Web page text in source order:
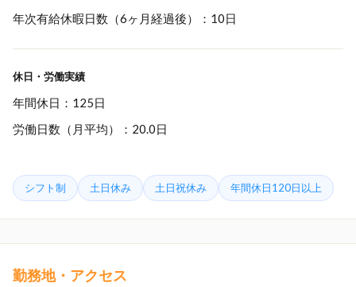
年次有給休暇日数（6ヶ月経過後）：10日
休日・労働実績
年間休日：125日
労働日数（月平均）：20.0日
シフト制 土日休み 土日祝休み 年間休日120日以上
勤務地・アクセス